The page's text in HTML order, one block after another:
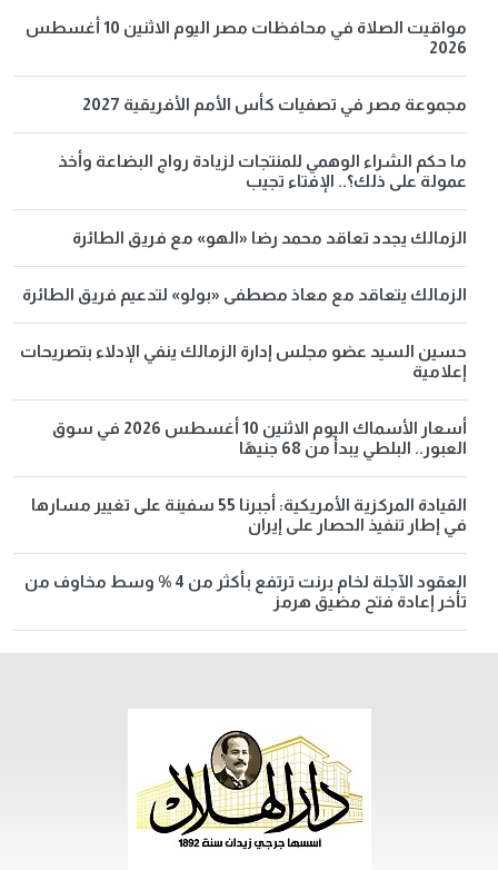
مواقيت الصلاة في محافظات مصر اليوم الاثنين 10 أغسطس
2026
مجموعة مصر في تصفيات كأس الأمم الأفريقية 2027
ما حكم الشراء الوهمي للمنتجات لزيادة رواج البضاعة وأخذ
عمولة على ذلك؟.. الإفتاء تجيب
الزمالك يجدد تعاقد محمد رضا «الهو» مع فريق الطائرة
الزمالك يتعاقد مع معاذ مصطفى «بولو» لتدعيم فريق الطائرة
حسين السيد عضو مجلس إدارة الزمالك ينفي الإدلاء بتصريحات
إعلامية
أسعار الأسماك اليوم الاثنين 10 أغسطس 2026 في سوق
العبور.. البلطي يبدأ من 68 جنيهًا
القيادة المركزية الأمريكية: أجبرنا 55 سفينة على تغيير مسارها
في إطار تنفيذ الحصار على إيران
العقود الآجلة لخام برنت ترتفع بأكثر من 4 % وسط مخاوف من
تأخر إعادة فتح مضيق هرمز